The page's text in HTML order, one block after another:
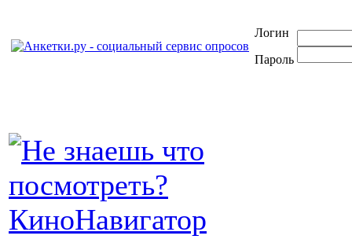
Логин
Пароль